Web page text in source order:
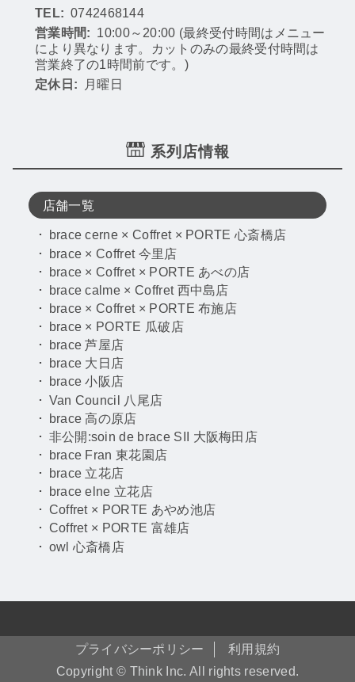
TEL: 0742468144
営業時間: 10:00～20:00 (最終受付時間はメニュー
により異なります。カットのみの最終受付時間は
営業終了の1時間前です。)
定休日:
月曜日
系列店情報
店舗一覧
brace cerne × Coffret × PORTE 心斎橋店
brace × Coffret 今里店
brace × Coffret × PORTE あべの店
brace calme × Coffret 西中島店
brace × Coffret × PORTE 布施店
brace × PORTE 瓜破店
brace 芦屋店
brace 大日店
brace 小阪店
Van Council 八尾店
brace 高の原店
非公開:soin de brace SII 大阪梅田店
brace Fran 東花園店
brace 立花店
brace elne 立花店
Coffret × PORTE あやめ池店
Coffret × PORTE 富雄店
owl 心斎橋店
プライバシーポリシー
利用規約
Copyright © Think Inc. All rights reserved.